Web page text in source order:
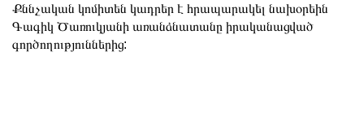
Քննչական կոմիտեն կադրեր է հրապարակել նախօրեին
Գագիկ Ծառուկյանի առանձնատանը իրականացված
գործողություններից: